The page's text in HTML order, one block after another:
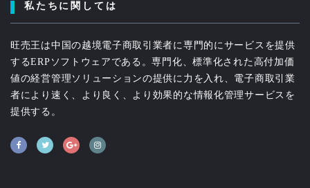
私たちに関しては
旺売王は中国の越境電子商取引業者に専門的にサービスを提供
するERPソフトウェアである。専門化、標準化された高付加価
値の経営管理ソリューションの提供に力を入れ、電子商取引業
者により速く、より良く、より効果的な情報化管理サービスを
提供する。